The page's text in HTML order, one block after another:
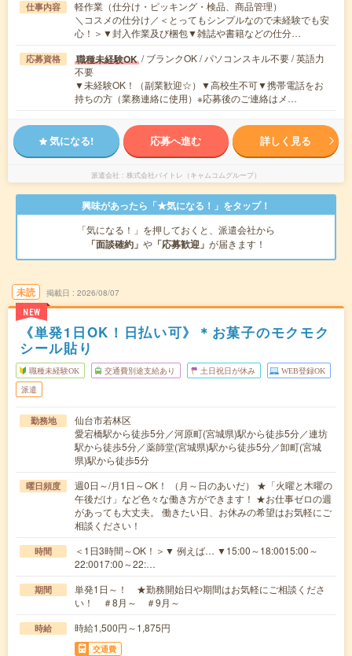
仕事内容
軽作業（仕分け・ピッキング・検品、商品管理）
＼コスメの仕分け／＜とってもシンプルなので未経験でも安
心！＞▼封入作業及び梱包▼雑誌や書籍などの仕分…
応募資格 職種未経験OK / ブランクOK / パソコンスキル不要 / 英語力
不要
▼未経験OK！（副業歓迎☆）▼高校生不可▼携帯電話をお
持ちの方（業務連絡に使用）※応募後のご連絡はメ…
気になる! 応募へ進む 詳しく見る
派遣会社 株式会社バイトレ（キャムコムグループ）
興味があったら「★気になる！」をタップ！
「気になる！」を押しておくと、派遣会社から
「面談確約」 や 「応募歓迎」 が届きます！
未読
NEW
掲載日 2026/08/07
《単発1日OK！日払い可》＊お菓子のモクモク
シール貼り
職種未経験OK 交通費別途支給あり 土日祝日が休み WEB登録OK
派遣
勤務地
仙台市若林区
愛宕橋駅から徒歩5分／河原町(宮城県)駅から徒歩5分／連坊
駅から徒歩5分／薬師堂(宮城県)駅から徒歩5分／卸町(宮城
県)駅から徒歩5分
曜日頻度
週0日～/月1日～OK！ （月～日のあいだ） ★「火曜と木曜の
午後だけ」など色々な働き方ができます！ ★お仕事ゼロの週
があっても大丈夫。 働きたい日、お休みの希望はお気軽にご
相談ください！
時間
＜1日3時間～OK！＞▼ 例えば… ▼15:00～18:0015:00～
22:0017:00～22:…
期間
単発1日～！ ★勤務開始日や期間はお気軽にご相談くださ
い！ ＃8月～ ＃9月～
時給 時給1,500円～1,875円
交通費